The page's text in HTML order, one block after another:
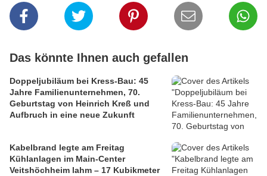
Das könnte Ihnen auch gefallen
Doppeljubiläum bei Kress-Bau: 45
Jahre Familienunternehmen, 70.
Geburtstag von Heinrich Kreß und
Aufbruch in eine neue Zukunft
Kabelbrand legte am Freitag
Kühlanlagen im Main-Center
Veitshöchheim lahm – 17 Kubikmeter